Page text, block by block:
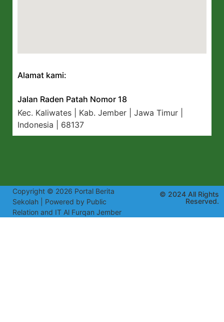
Alamat kami:
Jalan Raden Patah Nomor 18
Kec. Kaliwates | Kab. Jember | Jawa Timur |
Indonesia | 68137
Copyright © 2026 Portal Berita
Sekolah | Powered by Public
Relation and IT Al Furqan Jember
© 2024 All Rights
Reserved.